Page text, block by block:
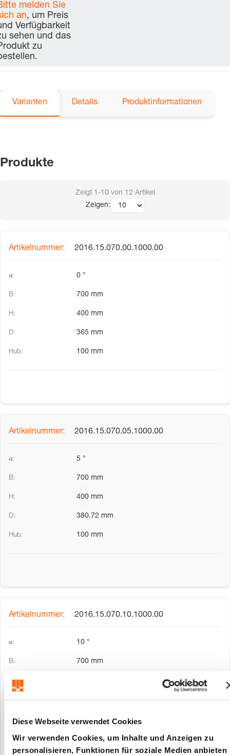
Diese Webseite verwendet Cookies
Wir verwenden Cookies, um Inhalte und Anzeigen zu
personalisieren, Funktionen für soziale Medien anbieten
melden Sie
an, um Preis
Verfügbarkeit
sehen und das
zu
Varianten Details Produktinformationen
Produkte
Zeigt 1-10 von 12 Artikel
Zeigen:
2016.15.070.00.1000.00
0 °
700 mm
400 mm
365 mm
100 mm
2016.15.070.05.1000.00
5 °
700 mm
400 mm
380.72 mm
100 mm
2016.15.070.10.1000.00
10 °
700 mm
385.66 mm
100 mm